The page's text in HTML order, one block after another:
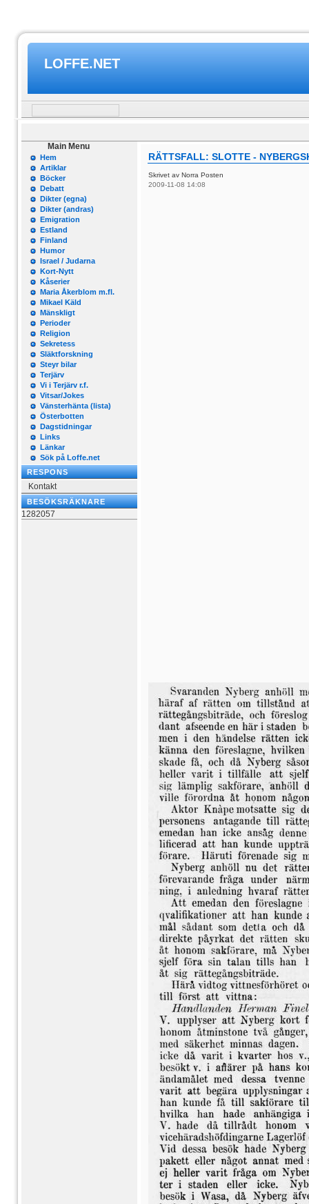
LOFFE.NET
Main Menu
Hem
Artiklar
Böcker
Debatt
Dikter (egna)
Dikter (andras)
Emigration
Estland
Finland
Humor
Israel / Judarna
Kort-Nytt
Kåserier
Maria Åkerblom m.fl.
Mikael Käld
Mänskligt
Perioder
Religion
Sekretess
Släktforskning
Steyr bilar
Terjärv
Vi i Terjärv r.f.
Vitsar/Jokes
Vänsterhänta (lista)
Österbotten
Dagstidningar
Links
Länkar
Sök på Loffe.net
RESPONS
Kontakt
BESÖKSRÄKNARE
1282057
RÄTTSFALL: SLOTTE -
Skrivet av Norra Posten
2009-11-08 14:08